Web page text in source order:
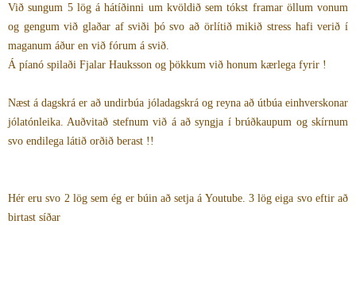
Við sungum 5 lög á hátíðinni um kvöldið sem tókst framar öllum vonum
og gengum við glaðar af sviði þó svo að örlítið mikið stress hafi verið í
maganum áður en við fórum á svið.
Á píanó spilaði Fjalar Hauksson og þökkum við honum kærlega fyrir !
Næst á dagskrá er að undirbúa jóladagskrá og reyna að útbúa einhverskonar
jólatónleika. Auðvitað stefnum við á að syngja í brúðkaupum og skírnum
svo endilega látið orðið berast !!
Hér eru svo 2 lög sem ég er búin að setja á Youtube. 3 lög eiga svo eftir að
birtast síðar